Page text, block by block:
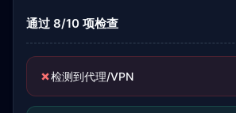
通过 8/10 项检查
✗检测到代理/VPN